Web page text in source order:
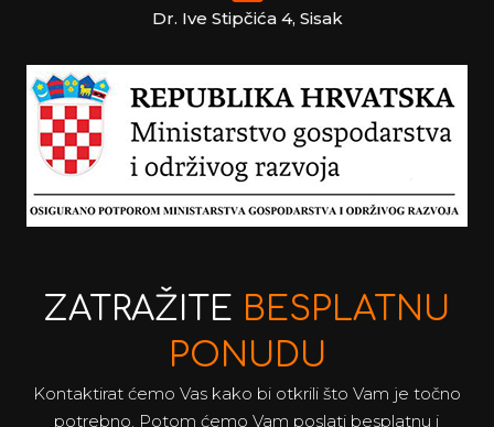
Dr. Ive Stipčića 4, Sisak
ZATRAŽITE BESPLATNU
PONUDU
Kontaktirat ćemo Vas kako bi otkrili što Vam je točno
potrebno. Potom ćemo Vam poslati besplatnu i